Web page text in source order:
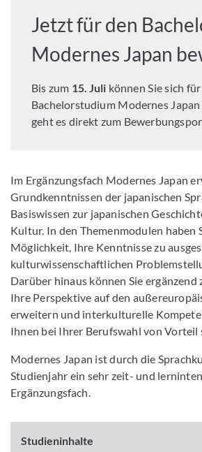
Jetzt für den
Modernes Japan
Bis zum 15. Juli können Sie sich
Bachelorstudium Modernes
geht es direkt zum
Im Ergänzungsfach Modernes Japan
Grundkenntnissen der japanischen
Basiswissen zur japanischen
Kultur. In den Themenmodulen haben
Möglichkeit, Ihre Kenntnisse zu
kulturwissenschaftlichen
Darüber hinaus können Sie ergänzend
Ihre Perspektive auf den
erweitern und interkulturelle
Ihnen bei Ihrer Berufswahl von Vorteil
Modernes Japan ist durch die
Studienjahr ein sehr zeit- und
Ergänzungsfach.
Studieninhalte